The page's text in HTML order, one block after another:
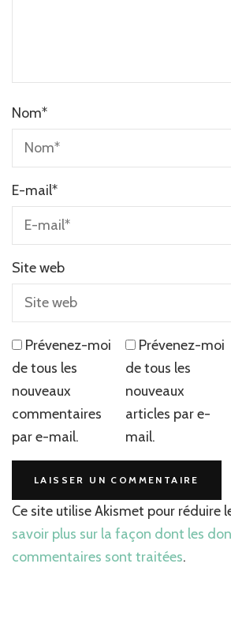
Nom*
E-mail*
Site web
Prévenez-moi
de tous les
nouveaux
commentaires
par e-mail.
Prévenez-moi
de tous les
nouveaux
articles par e-
mail.
Ce site utilise Akismet pour réduire
savoir plus sur la façon dont les
commentaires sont traitées.